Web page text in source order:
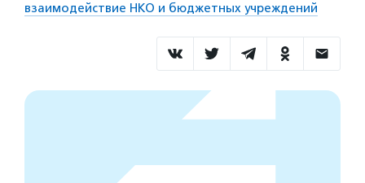
взаимодействие НКО и бюджетных учреждений